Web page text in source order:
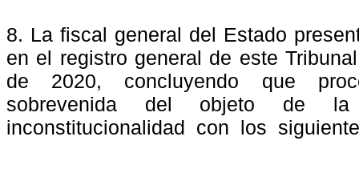
8. La fiscal general del Estado
en el registro general de este Tribunal
de
2020, concluyendo que
sobrevenida
del objeto de
la
inconstitucionalidad con los